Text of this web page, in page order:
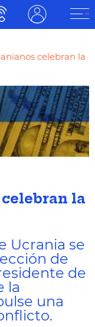
celebran la
la
Ucrania se
de
de
la
una